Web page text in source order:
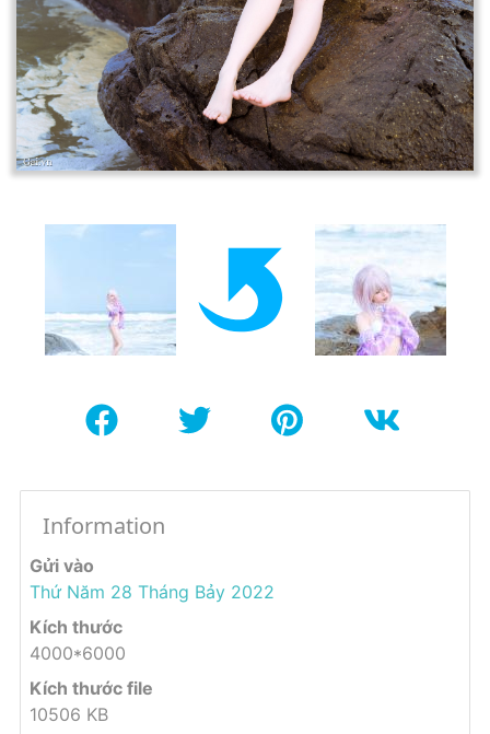
Information
Gửi vào
Thứ Năm 28 Tháng Bảy 2022
Kích thước
4000*6000
Kích thước file
10506 KB